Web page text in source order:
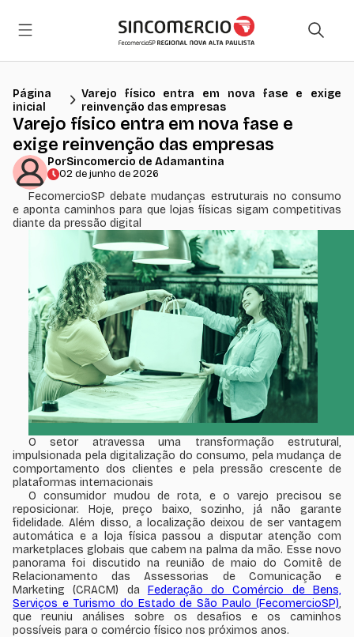
Página
inicial
Varejo físico entra em nova fase e exige
reinvenção das empresas
Varejo físico entra em nova fase e
exige reinvenção das empresas
PorSincomercio de Adamantina
02 de junho de 2026
FecomercioSP debate mudanças estruturais no consumo
e aponta caminhos para que lojas físicas sigam competitivas
diante da pressão digital
O setor atravessa uma transformação estrutural,
impulsionada pela digitalização do consumo, pela mudança de
comportamento dos clientes e pela pressão crescente de
plataformas internacionais
O consumidor mudou de rota, e o varejo precisou se
reposicionar. Hoje, preço baixo, sozinho, já não garante
fidelidade. Além disso, a localização deixou de ser vantagem
automática e a loja física passou a disputar atenção com
marketplaces globais que cabem na palma da mão. Esse novo
panorama foi discutido na reunião de maio do Comitê de
Relacionamento das Assessorias de Comunicação e
Marketing (CRACM) da Federação do Comércio de Bens,
Serviços e Turismo do Estado de São Paulo (FecomercioSP),
que reuniu análises sobre os desafios e os caminhos
possíveis para o comércio físico nos próximos anos.